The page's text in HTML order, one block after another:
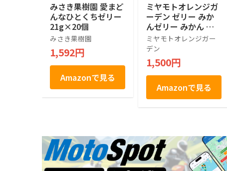
みさき果樹園 愛まど
んなひとくちゼリー
21g×20個
みさき果樹園
1,592円
Amazonで見る
ミヤモトオレンジガ
ーデン ゼリー みか
んゼリー みかん ギ
フト 愛媛産 寒天 100
g パウチ 詰め合わせ
無着色 無香料 国産
ご家庭用 フルーツ
ジュレ 化学添加物不
使用 (4本)
ミヤモトオレンジガー
デン
1,500円
Amazonで見る